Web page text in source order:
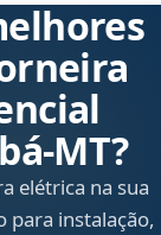
elétrica na sua
para instalação,